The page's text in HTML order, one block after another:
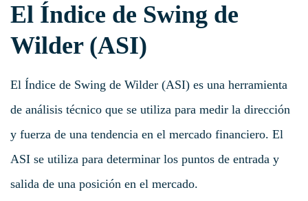
El Índice de Swing de
Wilder (ASI)
El Índice de Swing de Wilder (ASI) es una herramienta
de análisis técnico que se utiliza para medir la dirección
y fuerza de una tendencia en el mercado financiero. El
ASI se utiliza para determinar los puntos de entrada y
salida de una posición en el mercado.